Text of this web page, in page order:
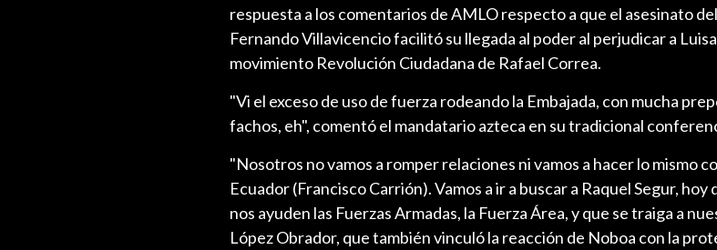
respuesta a los comentarios de AMLO respecto a que el asesinato
Fernando Villavicencio facilitó su llegada al poder al perjudicar a
movimiento Revolución Ciudadana de Rafael Correa.
"Vi el exceso de uso de fuerza rodeando la Embajada, con mucha
fachos, eh", comentó el mandatario azteca en su tradicional
"Nosotros no vamos a romper relaciones ni vamos a hacer lo mismo
Ecuador (Francisco Carrión). Vamos a ir a buscar a Raquel Segur,
nos ayuden las Fuerzas Armadas, la Fuerza Área, y que se traiga a
López Obrador, que también vinculó la reacción de Noboa con la